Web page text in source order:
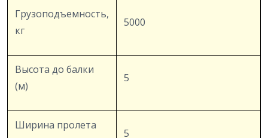
Грузоподъемность,
кг
5000
Высота до балки
(м)
5
Ширина пролета
5